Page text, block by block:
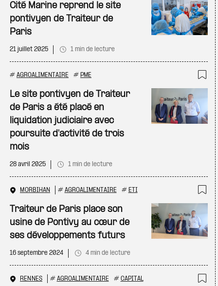
Cité Marine reprend le site
pontivyen de Traiteur de
Paris
21 juillet 2025 1 min de lecture
# AGROALIMENTAIRE # PME
Le site pontivyen de Traiteur
de Paris a été placé en
liquidation judiciaire avec
poursuite d'activité de trois
mois
28 avril 2025 1 min de lecture
MORBIHAN # AGROALIMENTAIRE # ETI
Traiteur de Paris place son
usine de Pontivy au cœur de
ses développements futurs
16 septembre 2024 4 min de lecture
RENNES # AGROALIMENTAIRE # CAPITAL